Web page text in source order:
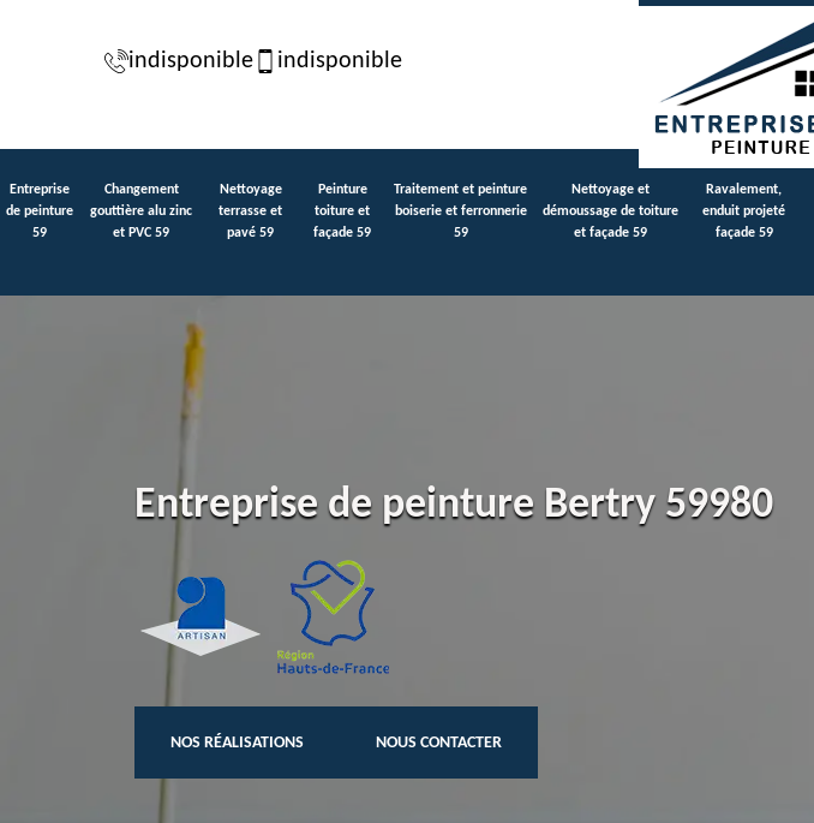
indisponible indisponible
Entreprise
de peinture
59
Changement
gouttière alu zinc
et PVC 59
Nettoyage
terrasse et
pavé 59
Peinture
toiture et
façade 59
Traitement et peinture
boiserie et ferronnerie
59
Nettoyage et
démoussage de toiture
et façade 59
Ravalement,
enduit projeté
façade 59
Entreprise de peinture Bertry 59980
NOS RÉALISATIONS NOUS CONTACTER